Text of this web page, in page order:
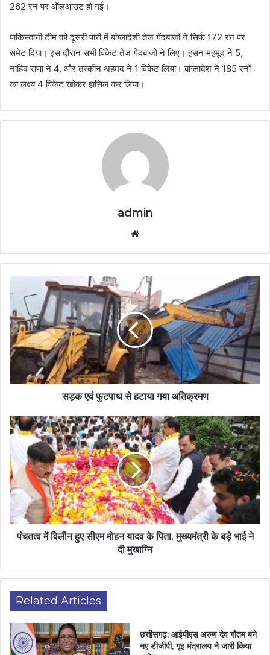
262 रन पर ऑलआउट हो गई।
पाकिस्तानी टीम को दूसरी पारी में बांग्लादेशी तेज गेंदबाजों ने सिर्फ 172 रन पर
समेट दिया। इस दौरान सभी विकेट तेज गेंदबाजों ने लिए। हसन महमूद ने 5,
नाहिद राणा ने 4, और तस्कीन अहमद ने 1 विकेट लिया। बांग्लादेश ने 185 रनों
का लक्ष्य 4 विकेट खोकर हासिल कर लिया।
admin
सड़क एवं फुटपाथ से हटाया गया अतिक्रमण
पंचतत्व में विलीन हुए सीएम मोहन यादव के पिता, मुख्यमंत्री के बड़े भाई ने
दी मुखाग्नि
Related Articles
छत्तीसगढ़: आईपीएस अरुण देव गौतम बने
नए डीजीपी, गृह मंत्रालय ने जारी किया